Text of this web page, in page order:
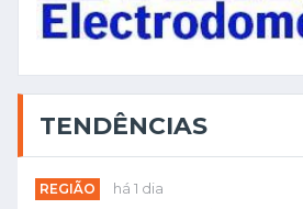
TENDÊNCIAS
REGIÃO há 1 dia